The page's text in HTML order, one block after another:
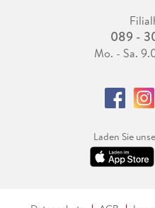
089 -
Mo. - Sa.
Laden Sie